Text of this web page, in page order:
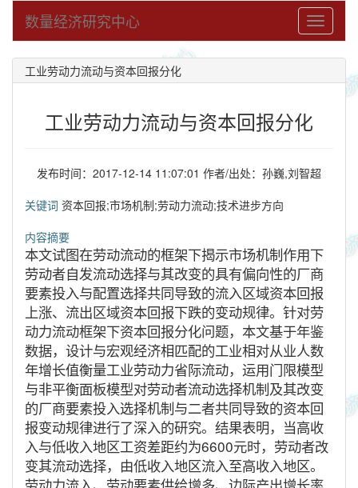
Toggle
数量经济研究中心
工业劳动力流动与资本回报分化
工业劳动力流动与资本回报分化
发布时间：2017-12-14 11:07:01 作者/出处：孙巍,刘智超
关键词 资本回报;市场机制;劳动力流动;技术进步方向
内容摘要
本文试图在劳动流动的框架下揭示市场机制作用下
劳动者自发流动选择与其改变的具有偏向性的厂商
要素投入与配置选择共同导致的流入区域资本回报
上涨、流出区域资本回报下跌的变动规律。针对劳
动力流动框架下资本回报分化问题，本文基于年鉴
数据，设计与宏观经济相匹配的工业相对从业人数
年增长值衡量工业劳动力省际流动，运用门限模型
与非平衡面板模型对劳动者流动选择机制及其改变
的厂商要素投入选择机制与二者共同导致的资本回
报变动规律进行了深入的研究。结果表明，当高收
入与低收入地区工资差距约为6600元时，劳动者改
变其流动选择，由低收入地区流入至高收入地区。